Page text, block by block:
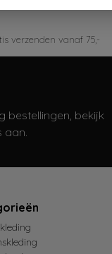
verzenden vanaf 75,-
bestellingen, bekijk